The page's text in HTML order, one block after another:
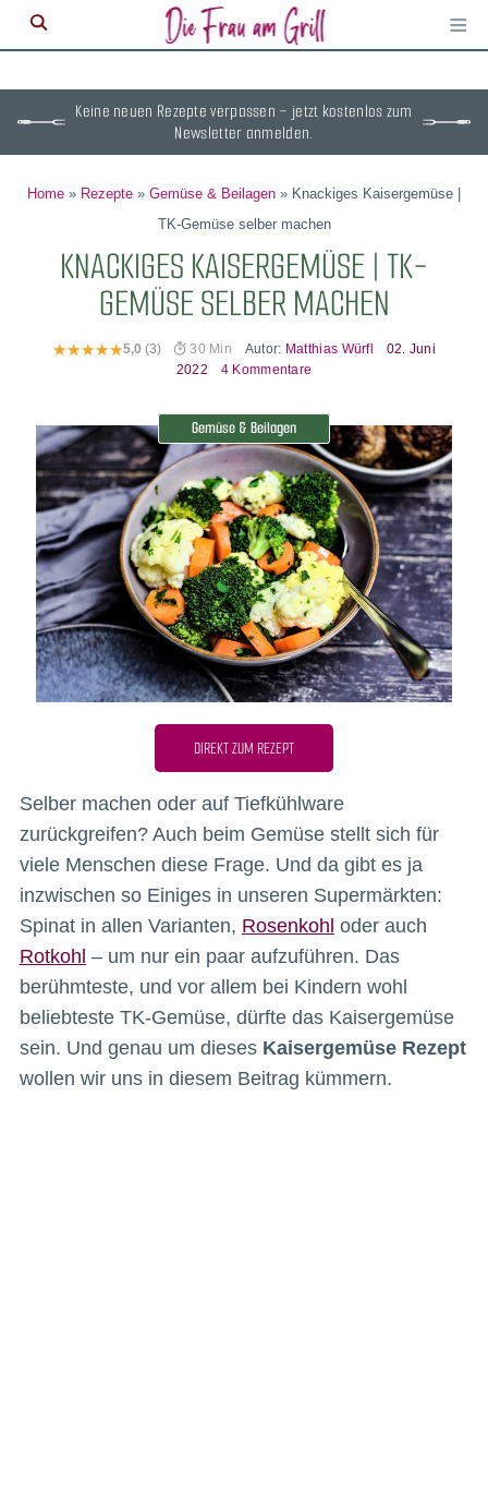
≡
Keine neuen Rezepte verpassen – jetzt kostenlos zum
Newsletter anmelden.
Home » Rezepte » Gemüse & Beilagen » Knackiges Kaisergemüse |
TK-Gemüse selber machen
KNACKIGES KAISERGEMÜSE | TK-
GEMÜSE SELBER MACHEN
5,0 (3) 30 Min Autor: Matthias Würfl
02. Juni
2022
4 Kommentare
Gemüse & Beilagen
DIREKT ZUM REZEPT
Selber machen oder auf Tiefkühlware
zurückgreifen? Auch beim Gemüse stellt sich für
viele Menschen diese Frage. Und da gibt es ja
inzwischen so Einiges in unseren Supermärkten:
Spinat in allen Varianten, Rosenkohl oder auch
Rotkohl – um nur ein paar aufzuführen. Das
berühmteste, und vor allem bei Kindern wohl
beliebteste TK-Gemüse, dürfte das Kaisergemüse
sein. Und genau um dieses Kaisergemüse Rezept
wollen wir uns in diesem Beitrag kümmern.